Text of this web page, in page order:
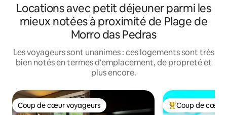
Locations avec petit déjeuner parmi les
mieux notées à proximité de Plage de
Morro das Pedras
Les voyageurs sont unanimes : ces logements sont très
bien notés en termes d'emplacement, de propreté et
plus encore.
Coup de cœur voyageurs
Coup de cœur voyageurs Coups de cœur
Coup de cœur